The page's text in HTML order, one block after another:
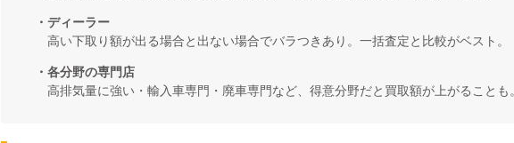
・ディーラー
高い下取り額が出る場合と出ない場合でバラつきあり。一括査定と比較がベスト。
・各分野の専門店
高排気量に強い・輸入車専門・廃車専門など、得意分野だと買取額が上がることも。